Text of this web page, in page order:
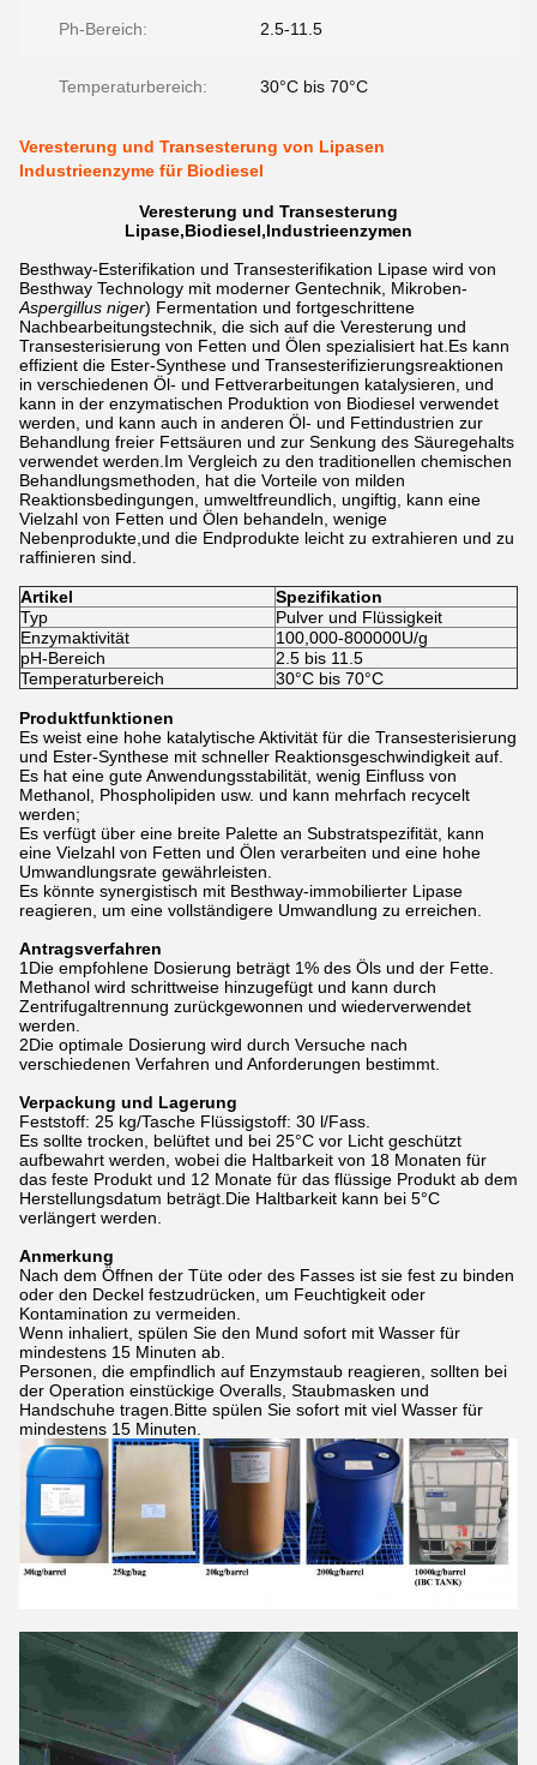
Ph-Bereich: 2.5-11.5
Temperaturbereich: 30°C bis 70°C
Veresterung und Transesterung von Lipasen
Industrieenzyme für Biodiesel
Veresterung und Transesterung
Lipase,Biodiesel,Industrieenzymen
Besthway-Esterifikation und Transesterifikation Lipase wird von
Besthway Technology mit moderner Gentechnik, Mikroben-
Aspergillus niger) Fermentation und fortgeschrittene
Nachbearbeitungstechnik, die sich auf die Veresterung und
Transesterisierung von Fetten und Ölen spezialisiert hat.Es kann
effizient die Ester-Synthese und Transesterifizierungsreaktionen
in verschiedenen Öl- und Fettverarbeitungen katalysieren, und
kann in der enzymatischen Produktion von Biodiesel verwendet
werden, und kann auch in anderen Öl- und Fettindustrien zur
Behandlung freier Fettsäuren und zur Senkung des Säuregehalts
verwendet werden.Im Vergleich zu den traditionellen chemischen
Behandlungsmethoden, hat die Vorteile von milden
Reaktionsbedingungen, umweltfreundlich, ungiftig, kann eine
Vielzahl von Fetten und Ölen behandeln, wenige
Nebenprodukte,und die Endprodukte leicht zu extrahieren und zu
raffinieren sind.
Artikel
Spezifikation
Typ
Pulver und Flüssigkeit
Enzymaktivität
100,000-800000U/g
pH-Bereich
2.5 bis 11.5
Temperaturbereich
30°C bis 70°C
Produktfunktionen
Es weist eine hohe katalytische Aktivität für die Transesterisierung
und Ester-Synthese mit schneller Reaktionsgeschwindigkeit auf.
Es hat eine gute Anwendungsstabilität, wenig Einfluss von
Methanol, Phospholipiden usw. und kann mehrfach recycelt
werden;
Es verfügt über eine breite Palette an Substratspezifität, kann
eine Vielzahl von Fetten und Ölen verarbeiten und eine hohe
Umwandlungsrate gewährleisten.
Es könnte synergistisch mit Besthway-immobilierter Lipase
reagieren, um eine vollständigere Umwandlung zu erreichen.
Antragsverfahren
1Die empfohlene Dosierung beträgt 1% des Öls und der Fette.
Methanol wird schrittweise hinzugefügt und kann durch
Zentrifugaltrennung zurückgewonnen und wiederverwendet
werden.
2Die optimale Dosierung wird durch Versuche nach
verschiedenen Verfahren und Anforderungen bestimmt.
Verpackung und Lagerung
Feststoff: 25 kg/Tasche Flüssigstoff: 30 l/Fass.
Es sollte trocken, belüftet und bei 25°C vor Licht geschützt
aufbewahrt werden, wobei die Haltbarkeit von 18 Monaten für
das feste Produkt und 12 Monate für das flüssige Produkt ab dem
Herstellungsdatum beträgt.Die Haltbarkeit kann bei 5°C
verlängert werden.
Anmerkung
Nach dem Öffnen der Tüte oder des Fasses ist sie fest zu binden
oder den Deckel festzudrücken, um Feuchtigkeit oder
Kontamination zu vermeiden.
Wenn inhaliert, spülen Sie den Mund sofort mit Wasser für
mindestens 15 Minuten ab.
Personen, die empfindlich auf Enzymstaub reagieren, sollten bei
der Operation einstückige Overalls, Staubmasken und
Handschuhe tragen.Bitte spülen Sie sofort mit viel Wasser für
mindestens 15 Minuten.